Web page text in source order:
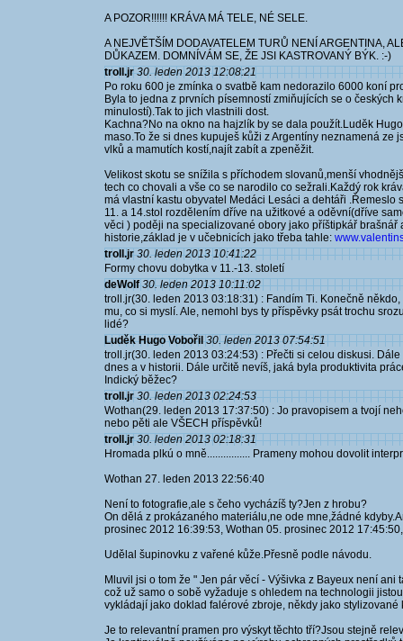
A POZOR!!!!!! KRÁVA MÁ TELE, NÉ SELE.
A NEJVĚTŠÍM DODAVATELEM TURŮ NENÍ ARGENTINA,
DŮKAZEM. DOMNÍVÁM SE, ŽE JSI KASTROVANÝ BÝK. :-)
troll.jr 30. leden 2013 12:08:21
Po roku 600 je zmínka o svatbě kam nedorazilo 6000 koní
Byla to jedna z prvních písemností zmiňujících se o českých
minulostí).Tak to jich vlastnili dost.
Kachna?No na okno na hajzlík by se dala použít.Luděk
maso.To že si dnes kupuješ kůži z Argentíny neznamená
vlků a mamutích kostí,najít zabít a zpeněžit.
Velikost skotu se snížila s příchodem slovanů,menší
tech co chovali a vše co se narodilo co sežrali.Každý rok
má vlastní kastu obyvatel Medáci Lesáci a dehtáři
11. a 14.stol rozdělením dříve na užitkové a oděvní(dříve
věci ) poději na specializované obory jako příštipkář brašnář
historie,základ je v učebnicích jako třeba tahle:
troll.jr 30. leden 2013 10:41:22
Formy chovu dobytka v 11.-13. století
deWolf 30. leden 2013 10:11:02
troll.jr(30. leden 2013 03:18:31) : Fandím Ti. Konečně
mu, co si myslí. Ale, nemohl bys ty příspěvky psát trochu
lidé?
Luděk Hugo Vobořil 30. leden 2013 07:54:51
troll.jr(30. leden 2013 03:24:53) : Přečti si celou diskusi.
dnes a v historii. Dále určitě nevíš, jaká byla produktivita
Indický běžec?
troll.jr 30. leden 2013 02:24:53
Wothan(29. leden 2013 17:37:50) : Jo pravopisem a tvojí
nebo pěti ale VŠECH příspěvků!
troll.jr 30. leden 2013 02:18:31
Hromada plkú o mně................ Prameny mohou dovolit
Wothan 27. leden 2013 22:56:40
Není to fotografie,ale s čeho vycházíš ty?Jen z hrobu?
On dělá z prokázaného materiálu,ne ode mne,žádné
prosinec 2012 16:39:53, Wothan 05. prosinec 2012
Udělal šupinovku z vařené kůže.Přesně podle návodu.
Mluvil jsi o tom že " Jen pár věcí - Výšivka z Bayeux není
což už samo o sobě vyžaduje s ohledem na technologii
vykládají jako doklad falérové zbroje, někdy jako stylizované
Je to relevantní pramen pro výskyt těchto tří?Jsou stejně